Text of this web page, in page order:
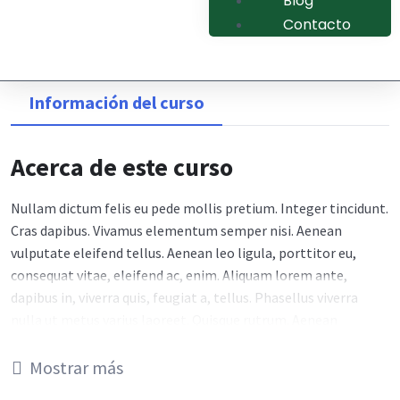
Contacto
Información del curso
Acerca de este curso
Nullam dictum felis eu pede mollis pretium. Integer tincidunt.
Cras dapibus. Vivamus elementum semper nisi. Aenean
vulputate eleifend tellus. Aenean leo ligula, porttitor eu,
consequat vitae, eleifend ac, enim. Aliquam lorem ante,
dapibus in, viverra quis, feugiat a, tellus. Phasellus viverra
ullamcorper ultricies nisi. Nam eget dui. Etiam rhoncus.
Mostrar más